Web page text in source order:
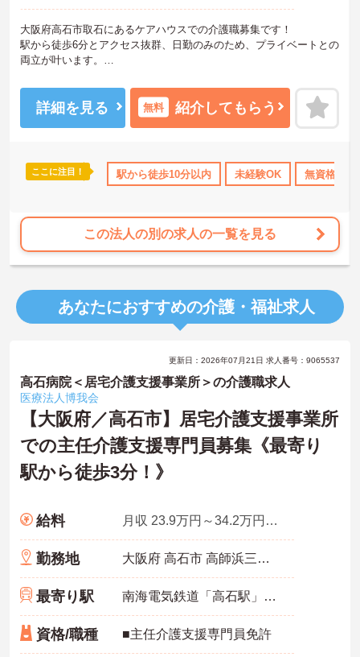
無資格OK 年間休日110日以上 ブランクOK 研修制度あり
大阪府高石市取石にあるケアハウスでの介護職募集です！
駅から徒歩6分とアクセス抜群、日勤のみのため、プライベートとの
両立が叶います。
もあり、長く安心して働ける職場です。ご興味がある方は、ご面接
のポイントをお伝えしますので、お気軽にお問い合わせください。
詳細を見る 無料 紹介してもらう
ここに注目！ 駅から徒歩10分以内 未経験OK 無資格OK
この法人の別の求人の一覧を見る
あなたにおすすめの介護・福祉求人
更新日：2026年07月21日 求人番号：9065537
高石病院＜居宅介護支援事業所＞の介護職求人
医療法人博我会
【大阪府／高石市】居宅介護支援事業所
での主任介護支援専門員募集《最寄り
駅から徒歩3分！》
給料 月収 23.9万円～34.2万円程度 諸手当込み
勤務地 大阪府 高石市 高師浜三丁目3番31号
最寄り駅 南海電気鉄道「高石駅」徒歩7分
資格/職種 ■主任介護支援専門員免許